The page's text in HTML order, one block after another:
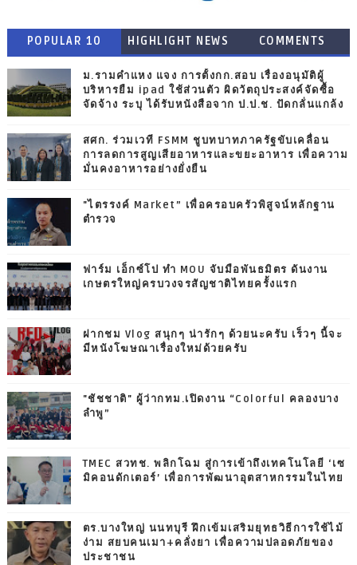
POPULAR 10 HIGHLIGHT NEWS COMMENTS
ม.รามคำแหง แจง การตั้งกก.สอบ เรื่องอนุมัติผู้
บริหารยืม ipad ใช้ส่วนตัว ผิดวัตถุประสงค์จัดซื้อ
จัดจ้าง ระบุ ได้รับหนังสือจาก ป.ป.ช. ปัดกลั่นแกล้ง
สศก. ร่วมเวที FSMM ชูบทบาทภาครัฐขับเคลื่อน
การลดการสูญเสียอาหารและขยะอาหาร เพื่อความ
มั่นคงอาหารอย่างยั่งยืน
"ไตรรงค์ Market” เพื่อครอบครัวพิสูจน์หลักฐาน
ตำรวจ
ฟาร์ม เอ็กซ์โป ทำ MOU จับมือพันธมิตร ดันงาน
เกษตรใหญ่ครบวงจรสัญชาติไทยครั้งแรก
ฝากชม Vlog สนุกๆ น่ารักๆ ด้วยนะครับ เร็วๆ นี้จะ
มีหนังโฆษณาเรื่องใหม่ด้วยครับ
"ชัชชาติ" ผู้ว่ากทม.เปิดงาน “Colorful คลองบาง
ลำพู”
TMEC สวทช. พลิกโฉม สู่การเข้าถึงเทคโนโลยี ‘เซ
มิคอนดักเตอร์’ เพื่อการพัฒนาอุตสาหกรรมในไทย
ตร.บางใหญ่ นนทบุรี ฝึกเข้มเสริมยุทธวิธีการใช้ไม้
ง่าม สยบคนเมา+คลั่งยา เพื่อความปลอดภัยของ
ประชาชน